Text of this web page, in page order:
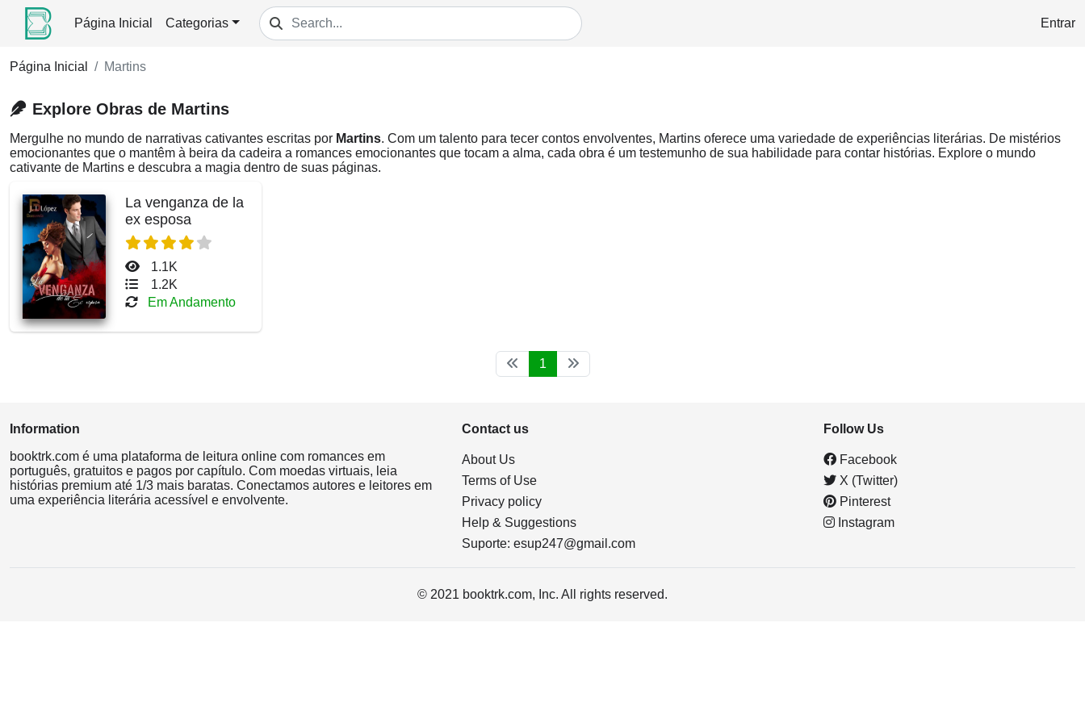
Página Inicial Categorias Entrar
Página Inicial Martins
Explore Obras de Martins
Mergulhe no mundo de narrativas cativantes escritas por Martins. Com um talento para tecer contos envolventes, Martins oferece uma variedade de experiências literárias. De mistérios
emocionantes que o mantêm à beira da cadeira a romances emocionantes que tocam a alma, cada obra é um testemunho de sua habilidade para contar histórias. Explore o mundo
cativante de Martins e descubra a magia dentro de suas páginas.
La venganza de la
ex esposa
1.1K
1.2K
Em Andamento
1
Information
booktrk.com é uma plataforma de leitura online com romances em
português, gratuitos e pagos por capítulo. Com moedas virtuais, leia
histórias premium até 1/3 mais baratas. Conectamos autores e leitores em
uma experiência literária acessível e envolvente.
Contact us
About Us
Terms of Use
Privacy policy
Help & Suggestions
Suporte: esup247@gmail.com
Follow Us
Facebook
X (Twitter)
Pinterest
Instagram
© 2021 booktrk.com, Inc. All rights reserved.